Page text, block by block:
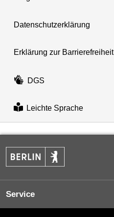
Datenschutzerklärung
Erklärung zur Barrierefreiheit
DGS
Leichte Sprache
Service